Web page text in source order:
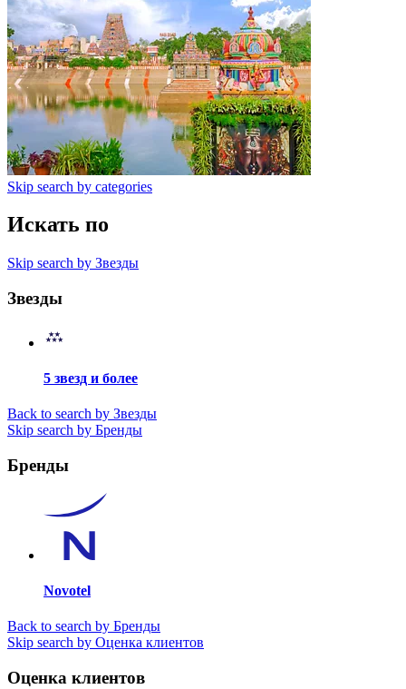
Skip search by categories
Искать по
Skip search by Звезды
Звезды
5 звезд и более
Back to search by Звезды
Skip search by Бренды
Бренды
Novotel
Back to search by Бренды
Skip search by Оценка клиентов
Оценка клиентов